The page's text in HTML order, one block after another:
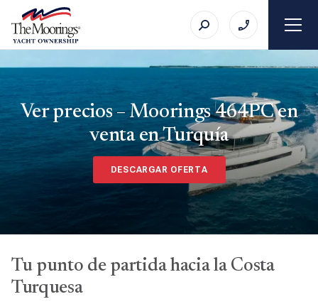
Ver precios – Moorings 464PC en
venta en Turquía
DESCARGAR OFERTA
Tu punto de partida hacia la Costa
Turquesa